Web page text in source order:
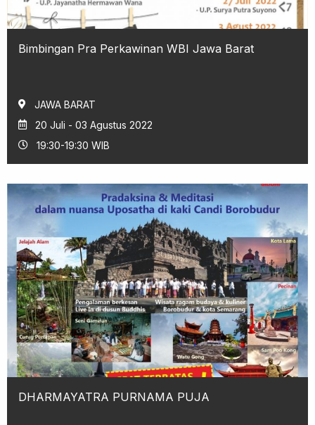
Bimbingan Pra Perkawinan WBI Jawa Barat
JAWA BARAT
20 Juli - 03 Agustus 2022
19:30-19:30 WIB
DHARMAYATRA PURNAMA PUJA